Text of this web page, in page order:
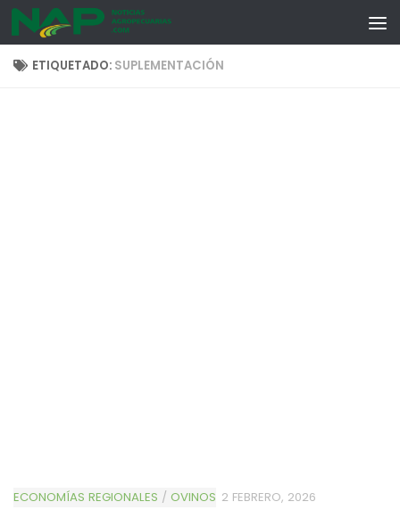
Skip to content
ETIQUETADO: SUPLEMENTACIÓN
ECONOMÍAS REGIONALES / OVINOS 2 FEBRERO, 2026